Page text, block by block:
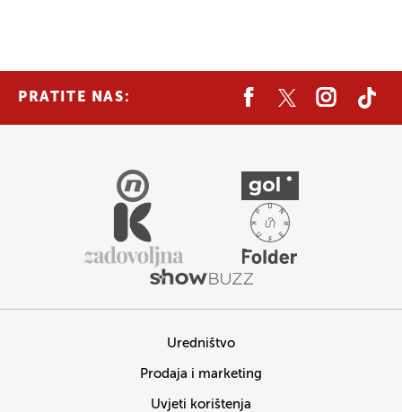
PRATITE NAS:
Uredništvo
Prodaja i marketing
Uvjeti korištenja